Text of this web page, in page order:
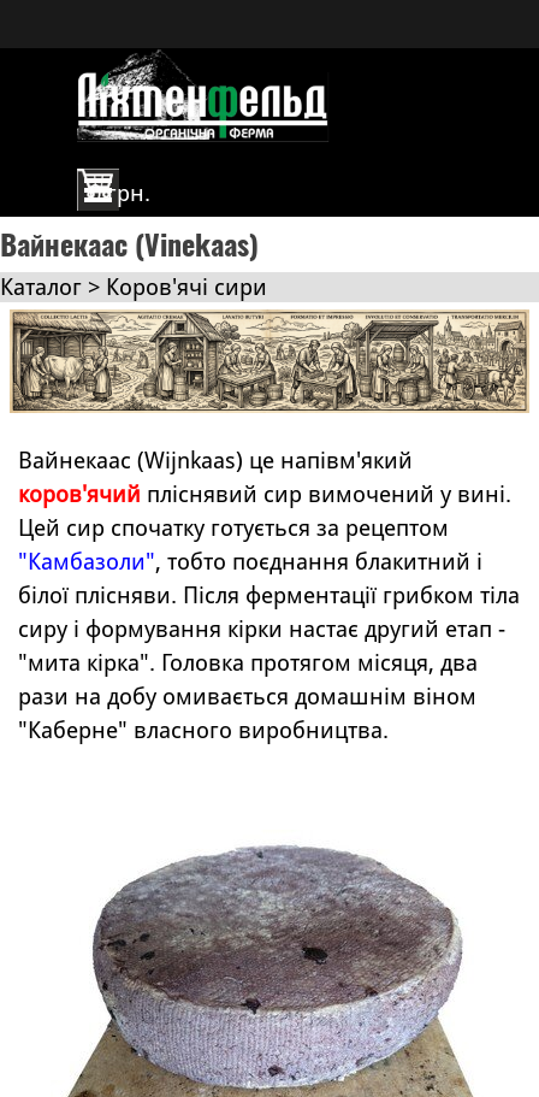
Пропустити меню
0 грн.
Вайнекаас (Vinekaas)
Каталог > Коров'ячі сири
Вайнекаас (Wijnkaas) це напівм'який
коров'ячий пліснявий сир вимочений у вині.
Цей сир спочатку готується за рецептом
"Камбазоли", тобто поєднання блакитний і
білої плісняви. Після ферментації грибком тіла
сиру і формування кірки настає другий етап -
"мита кірка". Головка протягом місяця, два
рази на добу омивається домашнім віном
"Каберне" власного виробництва.